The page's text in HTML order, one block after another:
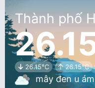
Thành phố
26.15°C 26.15°C
mây đen u ám